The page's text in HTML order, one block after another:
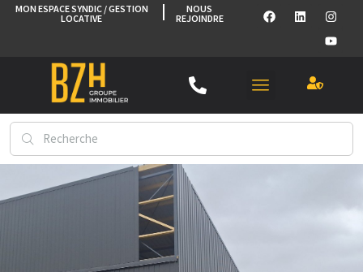
MON ESPACE SYNDIC / GESTION
LOCATIVE
NOUS
REJOINDRE